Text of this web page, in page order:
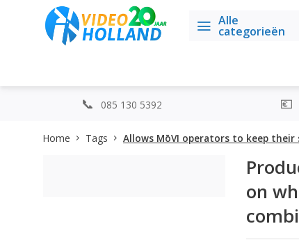
Alle
categorieën
085 130 5392
Home Tags Allows MōVI operators to keep
on